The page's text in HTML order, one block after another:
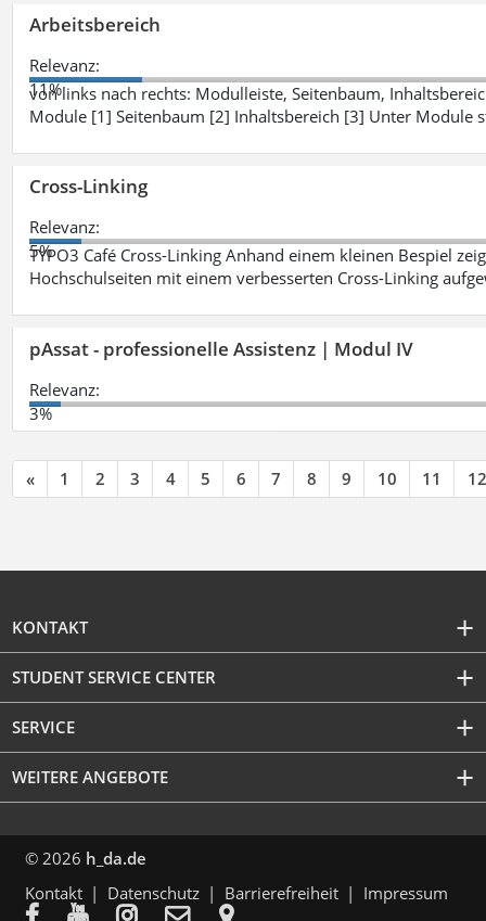
Arbeitsbereich
Relevanz:
11%
von links nach rechts: Modulleiste, Seitenbaum,
Module [1] Seitenbaum [2] Inhaltsbereich [3] Unter Module
Cross-Linking
Relevanz:
5%
TYPO3 Café Cross-Linking Anhand einem kleinen Bespiel
Hochschulseiten mit einem verbesserten Cross-Linking
pAssat - professionelle Assistenz | Modul IV
Relevanz:
3%
« 1 2 3 4 5 6 7 8 9 10 11 12
KONTAKT
STUDENT SERVICE CENTER
SERVICE
WEITERE ANGEBOTE
© 2026 h_da.de
Kontakt
Datenschutz Barrierefreiheit Impressum
    